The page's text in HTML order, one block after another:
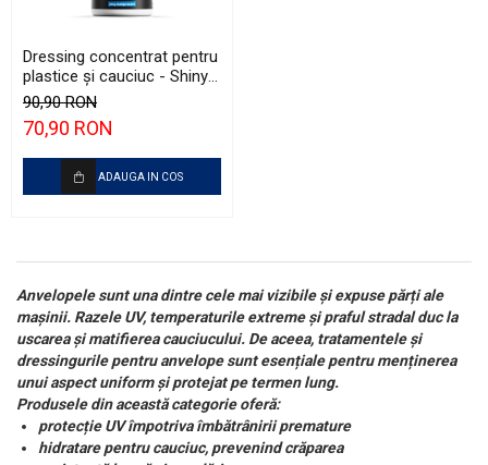
Dressing concentrat pentru
plastice şi cauciuc - Shiny
Garage Trim Up (500ml)
90,90 RON
70,90 RON
ADAUGA IN COS
Anvelopele sunt una dintre cele mai vizibile și expuse părți ale
mașinii. Razele UV, temperaturile extreme și praful stradal duc la
uscarea și matifierea cauciucului. De aceea, tratamentele și
dressingurile pentru anvelope sunt esențiale pentru menținerea
unui aspect uniform și protejat pe termen lung.
Produsele din această categorie oferă:
protecție UV împotriva îmbătrânirii premature
hidratare pentru cauciuc, prevenind crăparea